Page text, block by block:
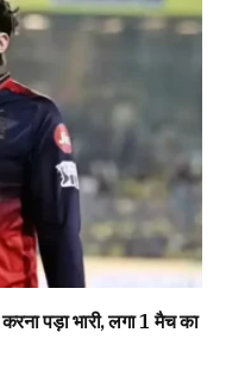
पड़ा भारी, लगा 1 मैच का